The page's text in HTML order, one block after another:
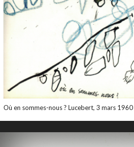
Où en sommes-nous ? Lucebert, 3 mars 1960